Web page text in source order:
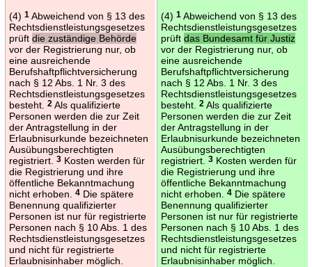
(4) 1Abweichend von § 13 des
Rechtsdienstleistungsgesetzes
prüft die zuständige Behörde
vor der Registrierung nur, ob
eine ausreichende
Berufshaftpflichtversicherung
nach § 12 Abs. 1 Nr. 3 des
Rechtsdienstleistungsgesetzes
besteht.
2Als qualifizierte
Personen werden die zur Zeit
der Antragstellung in der
Erlaubnisurkunde bezeichneten
Ausübungsberechtigten
registriert.
3Kosten werden für
die Registrierung und ihre
öffentliche Bekanntmachung
nicht erhoben.
4Die spätere
Benennung qualifizierter
Personen ist nur für registrierte
Personen nach § 10 Abs. 1 des
Rechtsdienstleistungsgesetzes
und nicht für registrierte
Erlaubnisinhaber möglich.
(4) 1Abweichend von § 13 des
Rechtsdienstleistungsgesetzes
prüft das Bundesamt für Justiz
vor der Registrierung nur, ob
eine ausreichende
Berufshaftpflichtversicherung
nach § 12 Abs. 1 Nr. 3 des
Rechtsdienstleistungsgesetzes
besteht.
2Als qualifizierte
Personen werden die zur Zeit
der Antragstellung in der
Erlaubnisurkunde bezeichneten
Ausübungsberechtigten
registriert.
3Kosten werden für
die Registrierung und ihre
öffentliche Bekanntmachung
nicht erhoben.
4Die spätere
Benennung qualifizierter
Personen ist nur für registrierte
Personen nach § 10 Abs. 1 des
Rechtsdienstleistungsgesetzes
und nicht für registrierte
Erlaubnisinhaber möglich.